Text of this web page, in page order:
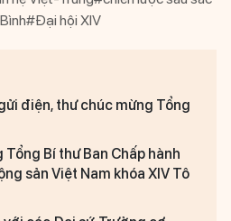
#Đại hội XIV
điện, thư chúc mừng Tổng
Bí thư Ban Chấp hành
sản Việt Nam khóa XIV Tô